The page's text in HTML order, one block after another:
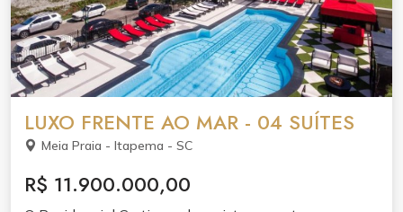
LUXO FRENTE AO MAR - 04 SUÍTES
Meia Praia - Itapema - SC
R$ 11.900.000,00